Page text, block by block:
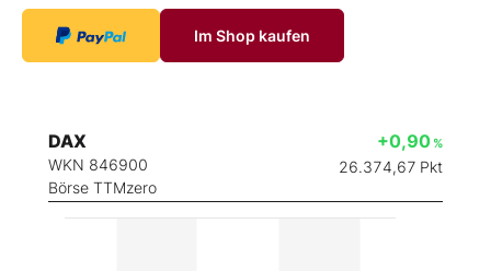
Im Shop kaufen
DAX
WKN 846900
Börse TTMzero
+0,90 %
26.374,67 Pkt